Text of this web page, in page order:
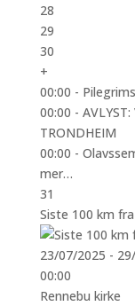
28
29
30
+
00:00 -
00:00 -
TRONDHEIM
00:00 -
mer…
31
Siste 100 km
23/07/2025 -
00:00
Rennebu kirke